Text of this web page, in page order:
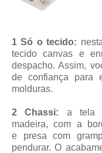
1 Só o tecido:
tecido canvas e
despacho. Assim,
de confiança para
molduras.
2 Chassi: a tela
madeira, com a
e presa com
pendurar. O